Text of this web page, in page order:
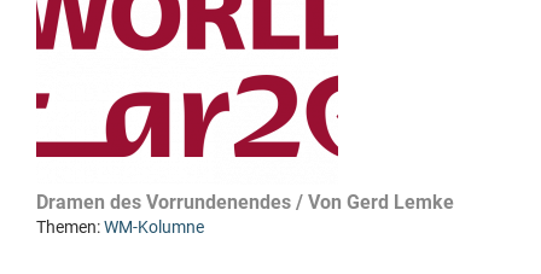
Dramen des Vorrundenendes / Von Gerd Lemke
Themen:WM-Kolumne